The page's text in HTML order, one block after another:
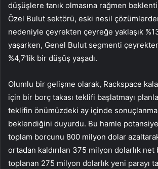
düşüşlere tanık olmasına rağmen
Özel Bulut sektörü, eski nesil
nedeniyle çeyrekten çeyreğe yaklaşık
yaşarken, Genel Bulut segmenti
%4,7’lik bir düşüş yaşadı.
Olumlu bir gelişme olarak, Rackspace
için bir borç takası teklifi başlatmayı
teklifin önümüzdeki ay içinde
beklendiğini duyurdu. Bu hamle
toplam borcunu 800 milyon dolar
ortadan kaldırılan 375 milyon dolarlık net
toplanan 275 milyon dolarlık yeni parayı